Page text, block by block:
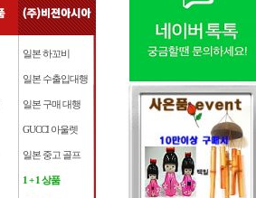
일본 하꼬비
일본 수출입대행
일본 구매 대행
GUCCI 아울렛
일본 중고 골프
1 + 1 상품